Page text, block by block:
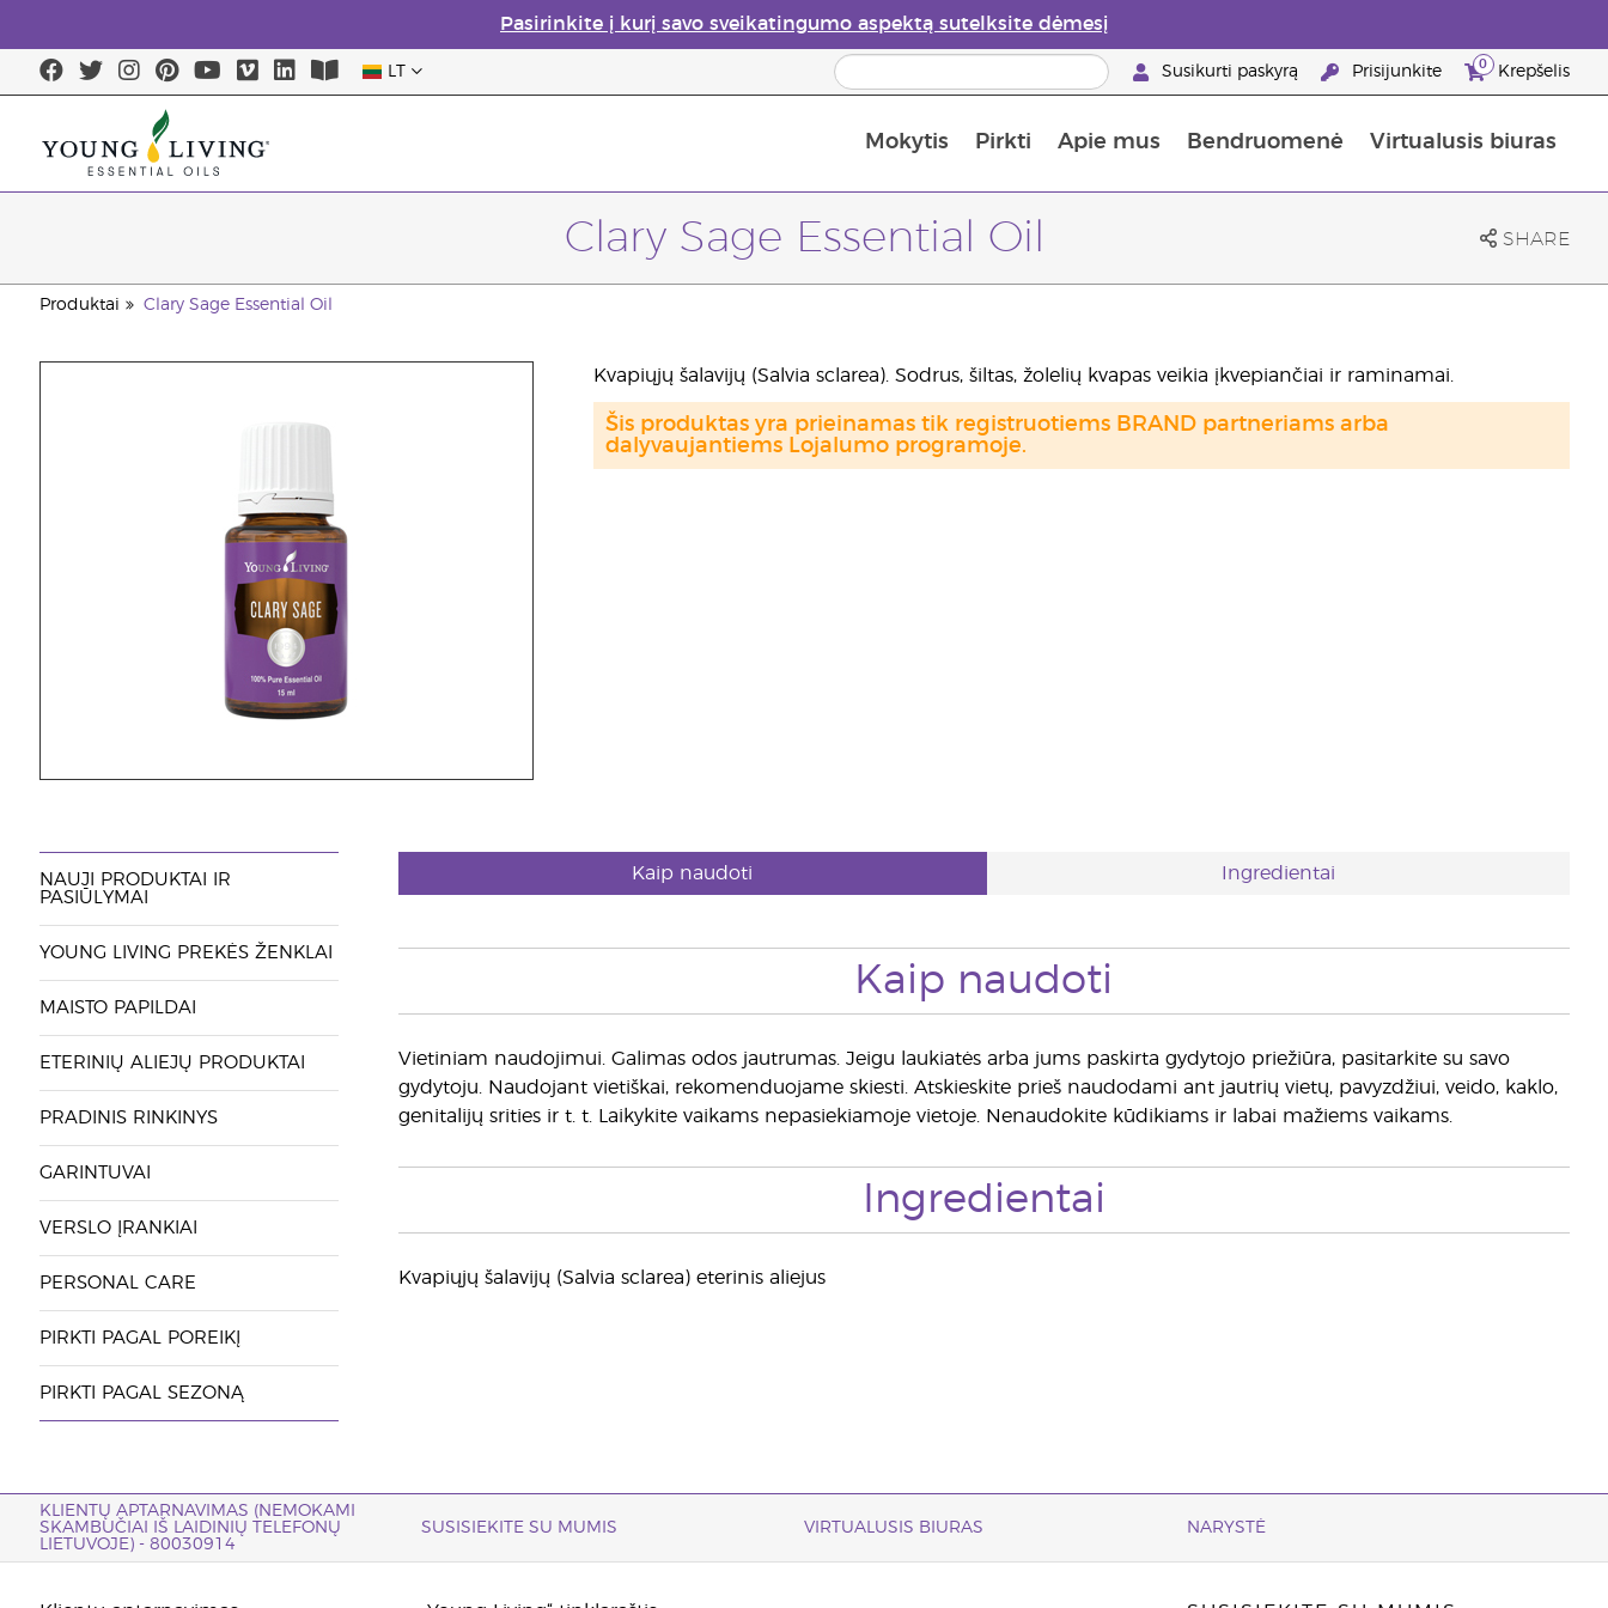
Pasirinkite į kurį savo sveikatingumo aspektą sutelksite dėmesį
LT Susikurti paskyrą Prisijunkite 0 Krepšelis
Mokytis Pirkti Apie mus Bendruomenė Virtualusis biuras
Clary Sage Essential Oil SHARE
Produktai Clary Sage Essential Oil
Kvapiųjų šalavijų (Salvia sclarea). Sodrus, šiltas, žolelių kvapas veikia įkvepiančiai ir raminamai.
Šis produktas yra prieinamas tik registruotiems BRAND partneriams arba
dalyvaujantiems Lojalumo programoje.
NAUJI PRODUKTAI IR
PASIŪLYMAI
YOUNG LIVING PREKĖS ŽENKLAI
MAISTO PAPILDAI
ETERINIŲ ALIEJŲ PRODUKTAI
PRADINIS RINKINYS
GARINTUVAI
VERSLO ĮRANKIAI
PERSONAL CARE
PIRKTI PAGAL POREIKĮ
PIRKTI PAGAL SEZONĄ
Kaip naudoti Ingredientai
Kaip naudoti
Vietiniam naudojimui. Galimas odos jautrumas. Jeigu laukiatės arba jums paskirta gydytojo priežiūra, pasitarkite su savo
gydytoju. Naudojant vietiškai, rekomenduojame skiesti. Atskieskite prieš naudodami ant jautrių vietų, pavyzdžiui, veido, kaklo,
genitalijų srities ir t. t. Laikykite vaikams nepasiekiamoje vietoje. Nenaudokite kūdikiams ir labai mažiems vaikams.
Ingredientai
Kvapiųjų šalavijų (Salvia sclarea) eterinis aliejus
KLIENTŲ APTARNAVIMAS (NEMOKAMI
SKAMBUČIAI IŠ LAIDINIŲ TELEFONŲ
LIETUVOJE) - 80030914
SUSISIEKITE SU MUMIS VIRTUALUSIS BIURAS NARYSTĖ